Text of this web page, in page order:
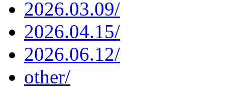
2026.03.09/
2026.04.15/
2026.06.12/
other/